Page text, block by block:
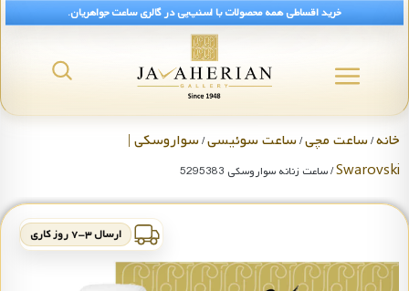
خرید اقساطی همه محصولات با اسنپ‌پی در گالری ساعت جواهریان.
خانه/ساعت مچی/ساعت سوئیسی/سواروسکی |
Swarovski/ ساعت زنانه سواروسکی 5295383
ارسال ۳-۷ روز کاری